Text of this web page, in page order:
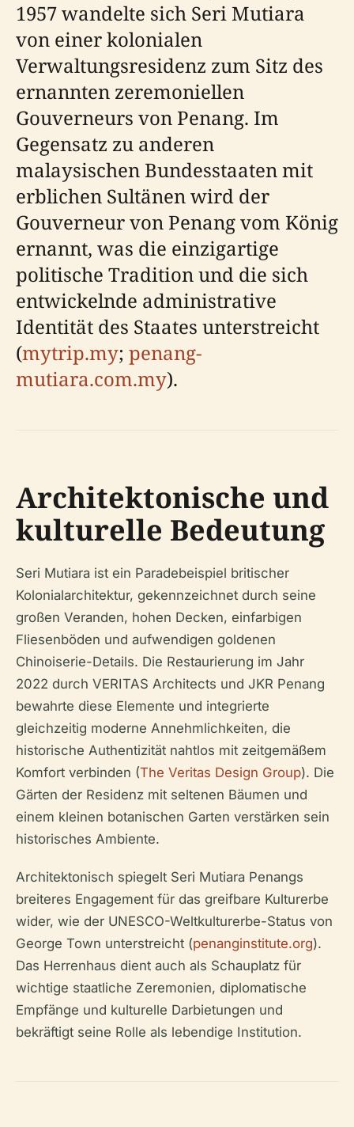
1957 wandelte sich Seri Mutiara
von einer kolonialen
Verwaltungsresidenz zum Sitz des
ernannten zeremoniellen
Gouverneurs von Penang. Im
Gegensatz zu anderen
malaysischen Bundesstaaten mit
erblichen Sultänen wird der
Gouverneur von Penang vom König
ernannt, was die einzigartige
politische Tradition und die sich
entwickelnde administrative
Identität des Staates unterstreicht
(mytrip.my; penang-
mutiara.com.my).
Architektonische und
kulturelle Bedeutung
Seri Mutiara ist ein Paradebeispiel britischer
Kolonialarchitektur, gekennzeichnet durch seine
großen Veranden, hohen Decken, einfarbigen
Fliesenböden und aufwendigen goldenen
Chinoiserie-Details. Die Restaurierung im Jahr
2022 durch VERITAS Architects und JKR Penang
bewahrte diese Elemente und integrierte
gleichzeitig moderne Annehmlichkeiten, die
historische Authentizität nahtlos mit zeitgemäßem
Komfort verbinden (The Veritas Design Group). Die
Gärten der Residenz mit seltenen Bäumen und
einem kleinen botanischen Garten verstärken sein
historisches Ambiente.
Architektonisch spiegelt Seri Mutiara Penangs
breiteres Engagement für das greifbare Kulturerbe
wider, wie der UNESCO-Weltkulturerbe-Status von
George Town unterstreicht (penanginstitute.org).
Das Herrenhaus dient auch als Schauplatz für
wichtige staatliche Zeremonien, diplomatische
Empfänge und kulturelle Darbietungen und
bekräftigt seine Rolle als lebendige Institution.